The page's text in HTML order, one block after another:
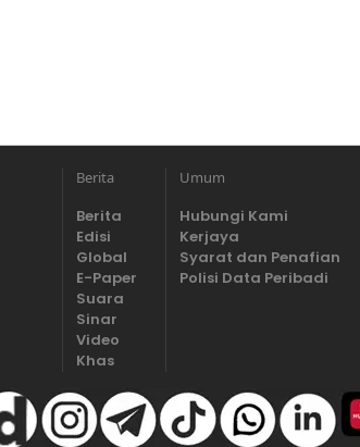
Berita
Berita
Edisi
Global
E-Paper
Suara
Sinar
Video
Khas
Umum
Hubungi Kami
Kerjaya
Syarat dan Penafian
Polisi Data Peribadi